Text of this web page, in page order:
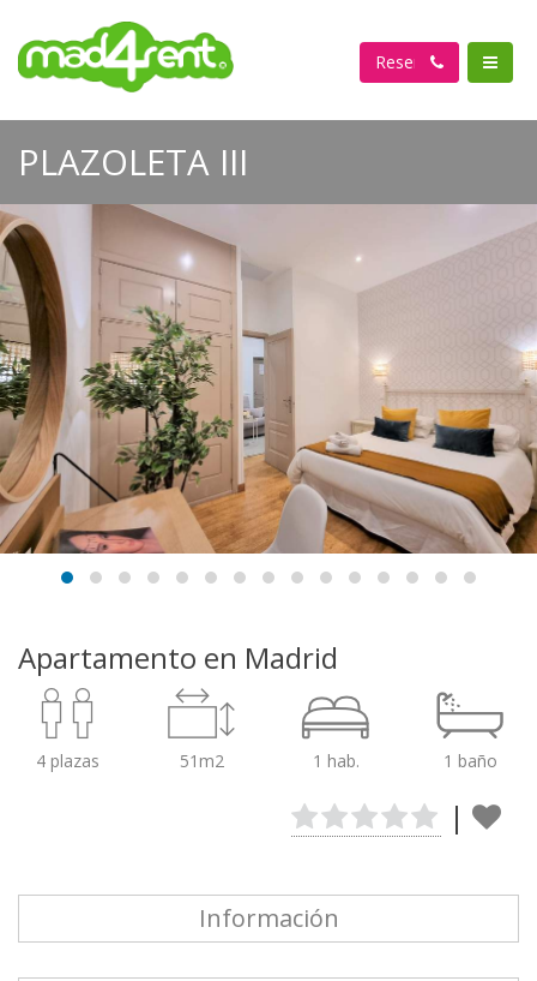
Reservar
PLAZOLETA III
Apartamento en Madrid
4 plazas 51m2 1 hab. 1 baño
|
Información